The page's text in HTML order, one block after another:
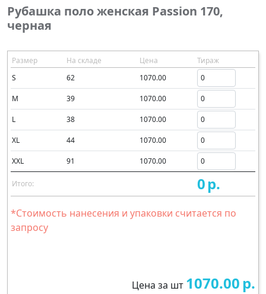
Рубашка поло женская Passion 170,
черная
Размер На складе Цена
Тираж
S
62 1070.00
M 39 1070.00
L 38 1070.00
XL 44 1070.00
XXL 91 1070.00
Итого: 0р.
*Стоимость нанесения и упаковки считается по
запросу
Цена за шт 1070.00р.